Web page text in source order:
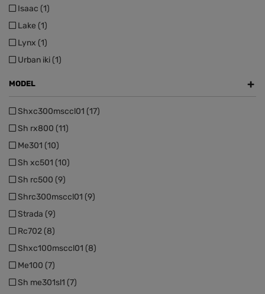
Isaac (1)
Lake (1)
Lynx (1)
Urban iki (1)
MODEL +
Shxc300msccl01 (17)
Sh rx800 (11)
Me301 (10)
Sh xc501 (10)
Sh rc500 (9)
Shrc300msccl01 (9)
Strada (9)
Rc702 (8)
Shxc100msccl01 (8)
Me100 (7)
Sh me301sl1 (7)